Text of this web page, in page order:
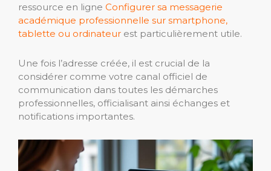
ressource en ligne Configurer sa messagerie
académique professionnelle sur smartphone,
tablette ou ordinateur est particulièrement utile.
Une fois l’adresse créée, il est crucial de la
considérer comme votre canal officiel de
communication dans toutes les démarches
professionnelles, officialisant ainsi échanges et
notifications importantes.